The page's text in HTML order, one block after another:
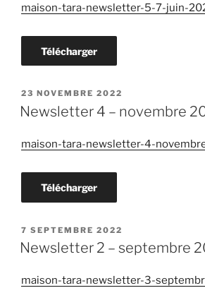
maison-tara-newsletter-5-7-juin-
Télécharger
PUBLIÉ
LE
23 NOVEMBRE 2022
Newsletter 4 – novembre
maison-tara-newsletter-4-
Télécharger
PUBLIÉ
LE
7 SEPTEMBRE 2022
Newsletter 2 – septembre
maison-tara-newsletter-3-